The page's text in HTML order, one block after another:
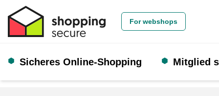
For webshops
Sicheres Online-Shopping Mitglied